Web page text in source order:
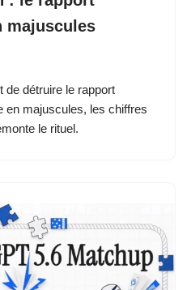
majuscules
de détruire le rapport
en majuscules, les chiffres
le rituel.